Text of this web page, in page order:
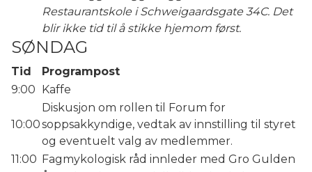
Restaurantskole i Schweigaardsgate 34C. Det
blir ikke tid til å stikke hjemom først.
SØNDAG
Tid
Programpost
9:00 Kaffe
10:00
Diskusjon om rollen til Forum for
soppsakkyndige, vedtak av innstilling til styret
og eventuelt valg av medlemmer.
11:00 Fagmykologisk råd innleder med Gro Gulden